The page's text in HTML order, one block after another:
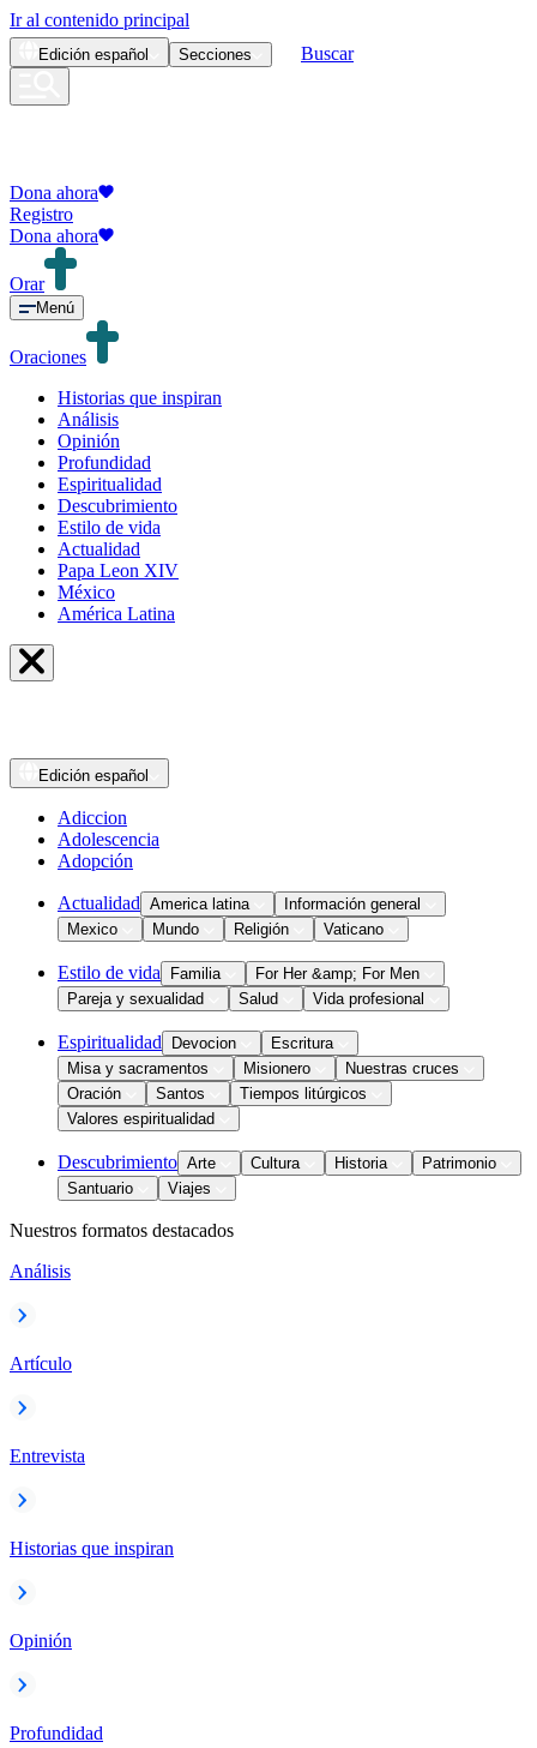
Ir al contenido principal
Edición español Secciones Buscar
Dona ahora
Registro
Dona ahora
Orar
Menú
Oraciones
Historias que inspiran
Análisis
Opinión
Profundidad
Espiritualidad
Descubrimiento
Estilo de vida
Actualidad
Papa Leon XIV
México
América Latina
Edición español
Adiccion
Adolescencia
Adopción
Actualidad America latina
Información general
Mexico
Mundo Religión Vaticano
Estilo de vida Familia
For Her &amp; For Men
Pareja y sexualidad
Salud Vida profesional
Espiritualidad Devocion
Escritura
Misa y sacramentos
Misionero
Nuestras cruces
Oración
Santos
Tiempos litúrgicos
Valores espiritualidad
Descubrimiento Arte Cultura Historia
Patrimonio
Santuario
Viajes
Nuestros formatos destacados
Análisis
Artículo
Entrevista
Historias que inspiran
Opinión
Profundidad